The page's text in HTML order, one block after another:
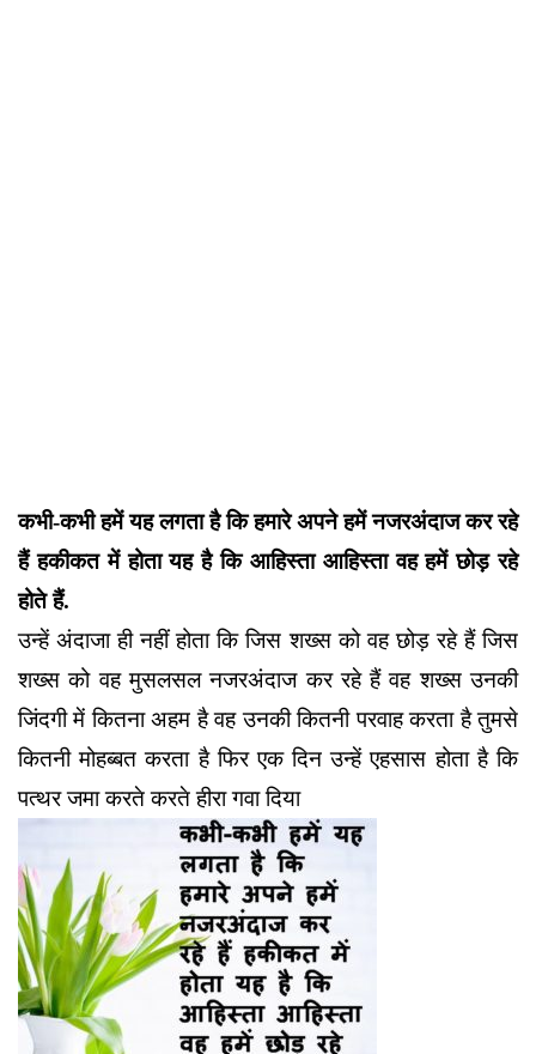
कभी-कभी हमें यह लगता है कि हमारे अपने हमें नजरअंदाज कर रहे
हैं हकीकत में होता यह है कि आहिस्ता आहिस्ता वह हमें छोड़ रहे
होते हैं.
उन्हें अंदाजा ही नहीं होता कि जिस शख्स को वह छोड़ रहे हैं जिस
शख्स को वह मुसलसल नजरअंदाज कर रहे हैं वह शख्स उनकी
जिंदगी में कितना अहम है वह उनकी कितनी परवाह करता है तुमसे
कितनी मोहब्बत करता है फिर एक दिन उन्हें एहसास होता है कि
पत्थर जमा करते करते हीरा गवा दिया